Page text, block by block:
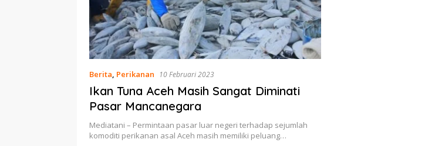
Berita, Perikanan 10 Februari 2023
Ikan Tuna Aceh Masih Sangat Diminati
Pasar Mancanegara
Mediatani – Permintaan pasar luar negeri terhadap sejumlah
komoditi perikanan asal Aceh masih memiliki peluang…